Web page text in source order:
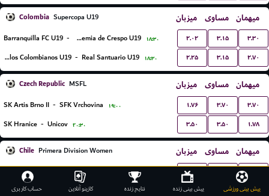
Colombia Supercopa U19 میزبان مساوی میهمان
Barranquilla FC U19 - Academia de Crespo U19 ۱۸:۳۰ ۲.۰۲ ۳.۱۵ ۳.۳۰
Sellos Colombianos U19 - Real Santuario U19 ۱۸:۳۰ ۲.۲۵ ۳.۱۵ ۲.۷۰
Czech Republic MSFL میزبان مساوی میهمان
SK Artis Brno II - SFK Vrchovina ۱۹:۰۰ ۱.۷۶ ۳.۷۰ ۳.۷۰
SK Hranice - Unicov ۲۰:۳۰ ۳.۵۰ ۳.۵۰ ۱.۷۸
Chile Primera Division Women میزبان مساوی میهمان
Magallanes (W) ۱۹:۰۰ ۱۹.۰۰ ۱.۰۶
پیش بینی ورزشی پیش بینی زنده نتایج زنده کازینو آنلاین حساب کاربری